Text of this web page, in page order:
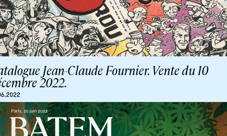
Jean-Claude Fournier. Vente du 10
2022.